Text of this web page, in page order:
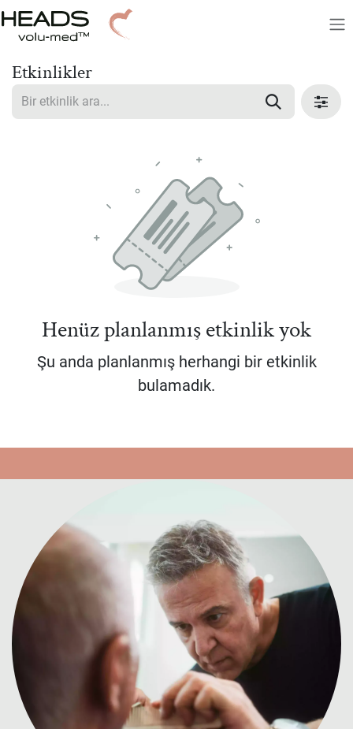
İçereği Atla
Etkinlikler
Henüz planlanmış etkinlik yok
Şu anda planlanmış herhangi bir etkinlik
bulamadık.